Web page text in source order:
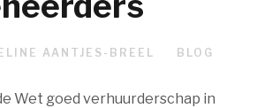
ELINE AANTJES-BREEL BLOG
Wet goed verhuurderschap in